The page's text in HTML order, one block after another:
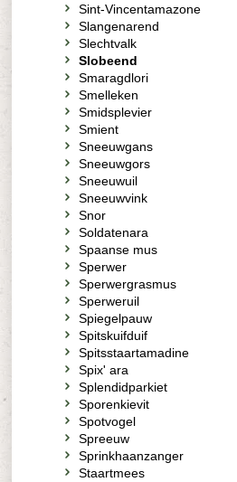
Sint-Vincentamazone
Slangenarend
Slechtvalk
Slobeend
Smaragdlori
Smelleken
Smidsplevier
Smient
Sneeuwgans
Sneeuwgors
Sneeuwuil
Sneeuwvink
Snor
Soldatenara
Spaanse mus
Sperwer
Sperwergrasmus
Sperweruil
Spiegelpauw
Spitskuifduif
Spitsstaartamadine
Spix' ara
Splendidparkiet
Sporenkievit
Spotvogel
Spreeuw
Sprinkhaanzanger
Staartmees